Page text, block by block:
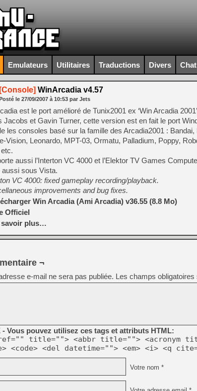
Emulateurs Utilitaires Traductions Divers Chat
[Console] WinArcadia v4.57
le 27/09/2007 à 10:53 par Jets
est le port amélioré de Tunix2001 ex ‘Win Arcadia
Jacobs et Gavin Turner, cette version est en fait le port
les consoles basé sur la famille des Arcadia2001 :
Vision, Leonardo, MPT-03, Ormatu, Palladium, Poppy,
aussi l’Interton VC 4000 et l’Elektor TV Games
aussi sous Vista.
VC 4000: fixed gameplay recording/playback.
improvements and bug fixes.
Win Arcadia (Ami Arcadia) v36.55 (8.8 Mo)
Officiel
savoir plus…
¬
e-mail ne sera pas publiée. Les champs
- Vous pouvez utilisez ces tags et attributs HTML:
title=""> <abbr title=""> <acronym
<code> <del datetime=""> <em> <i> <q
Votre nom *